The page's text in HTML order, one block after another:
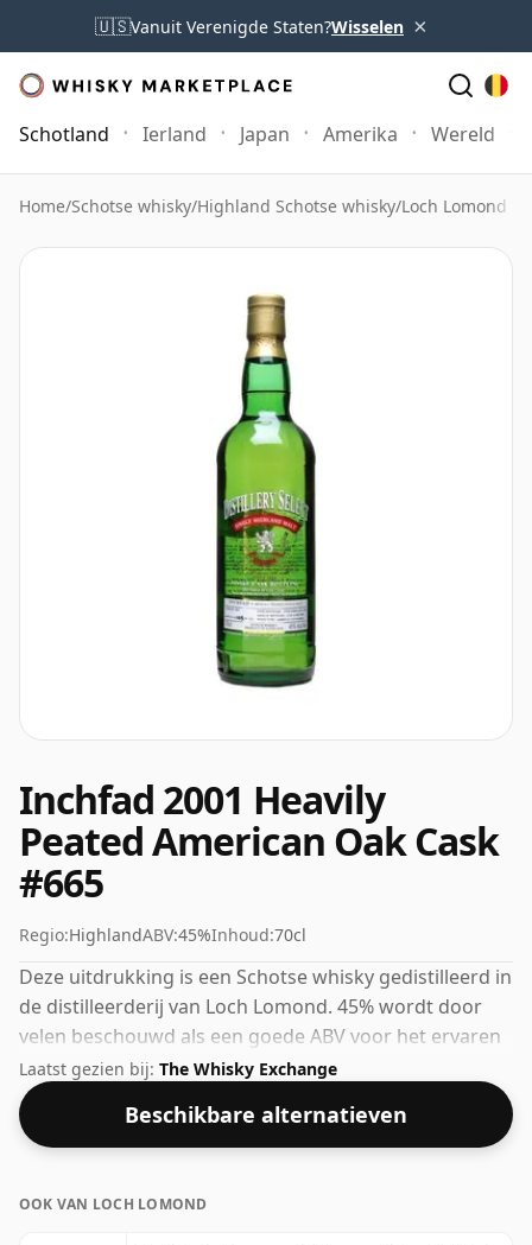
🇺🇸Vanuit Verenigde Staten?Wisselen ×
Schotland Ierland Japan Amerika Wereld
Home/Schotse whisky/Highland Schotse whisky/Loch Lomond
Inchfad 2001 Heavily
Peated American Oak Cask
#665
Regio:HighlandABV:45%Inhoud:70cl
Deze uitdrukking is een Schotse whisky gedistilleerd in
de distilleerderij van Loch Lomond. 45% wordt door
velen beschouwd als een goede ABV voor het ervaren
van het 'mondgevoel' en de volle smaak van whisky.
Laatst gezien bij: The Whisky Exchange
Beschikbare alternatieven
OOK VAN LOCH LOMOND